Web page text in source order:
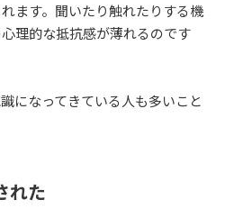
ます。聞いたり触れたりする機
理的な抵抗感が薄れるのです
になってきている人も多いこと
れた